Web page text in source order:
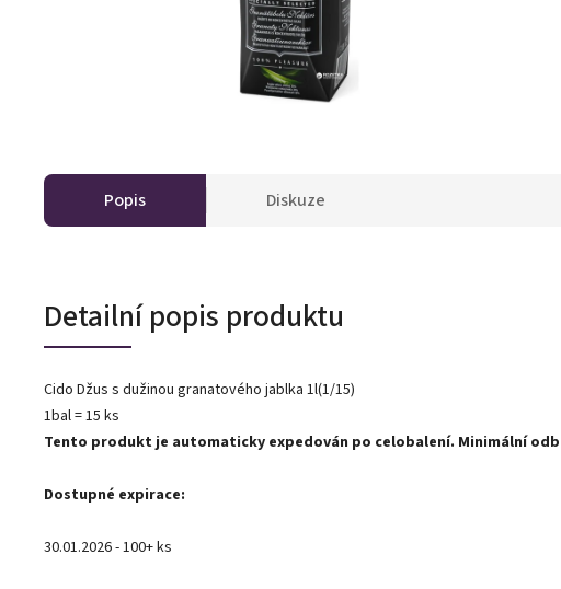
Popis Diskuze
Detailní popis produktu
Cido Džus s dužinou granatového jablka 1l(1/15)
1bal = 15 ks
Tento produkt je automaticky expedován po celobalení. Minimální
Dostupné expirace:
30.01.2026 - 100+ ks